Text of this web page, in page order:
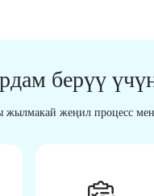
берүү
жеңил процесс